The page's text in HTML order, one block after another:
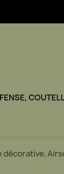
décorative,